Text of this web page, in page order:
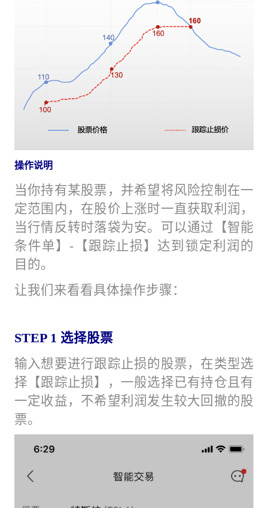
操作说明
当你持有某股票，并希望将风险控制在一
定范围内，在股价上涨时一直获取利润，
当行情反转时落袋为安。可以通过【智能
条件单】-【跟踪止损】达到锁定利润的
目的。
让我们来看看具体操作步骤：
STEP 1 选择股票
输入想要进行跟踪止损的股票，在类型选
择【跟踪止损】，一般选择已有持仓且有
一定收益，不希望利润发生较大回撤的股
票。